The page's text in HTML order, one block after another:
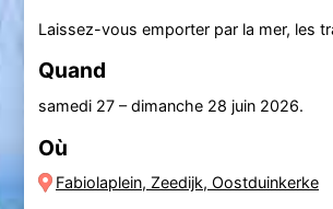
Laissez-vous emporter par la mer, les
Quand
samedi 27–dimanche 28 juin 2026.
Où
Fabiolaplein, Zeedijk, Oostduinkerke